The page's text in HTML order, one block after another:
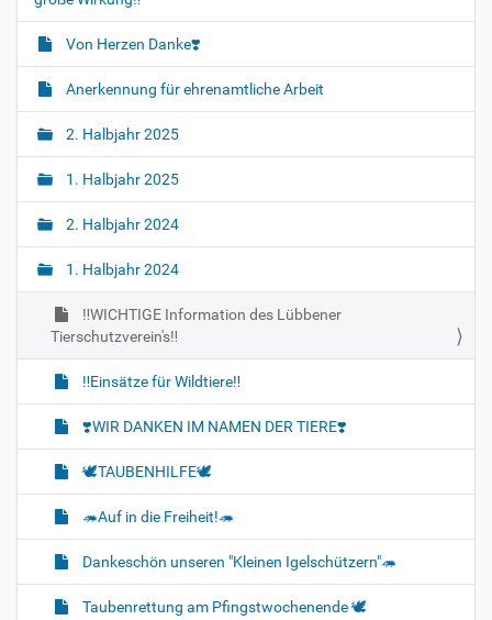
Von Herzen Danke❣️
Anerkennung für ehrenamtliche Arbeit
2. Halbjahr 2025
1. Halbjahr 2025
2. Halbjahr 2024
1. Halbjahr 2024
‼️WICHTIGE Information des Lübbener
Tierschutzverein's‼️
‼️Einsätze für Wildtiere‼️
❣️WIR DANKEN IM NAMEN DER TIERE❣️
🕊️TAUBENHILFE🕊️
🦔Auf in die Freiheit!🦔
Dankeschön unseren "Kleinen Igelschützern"🦔
Taubenrettung am Pfingstwochenende 🕊️